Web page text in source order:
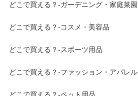
どこで買える？-ガーデニング・家庭菜園
どこで買える？-コスメ・美容品
どこで買える？-スポーツ用品
どこで買える？-ファッション・アパレル